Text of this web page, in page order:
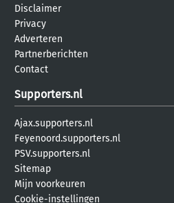
Disclaimer
Privacy
Adverteren
Partnerberichten
Contact
Supporters.nl
Ajax.supporters.nl
Feyenoord.supporters.nl
PSV.supporters.nl
Sitemap
Mijn voorkeuren
Cookie-instellingen